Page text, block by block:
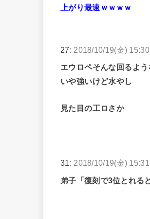
上がり最速ｗｗｗｗ
27: 2018/10/19(金)
エウロペそんな回るよ
いや強いけど水やし
見た目の工ロさか
31: 2018/10/19(金)
弟子「復刻で3位とれる